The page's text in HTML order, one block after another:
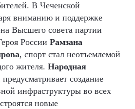
В Чеченской
вниманию и поддержке
Высшего совета партии
России Рамзана
, спорт стал неотъемлемой
жителя. Народная
создание
инфраструктуры во всех
новые